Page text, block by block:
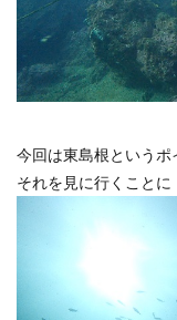
今回は東島根という
それを見に行くことに